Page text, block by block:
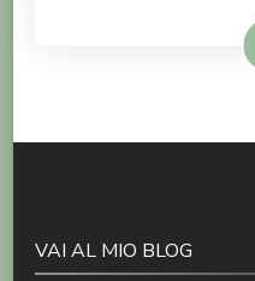
LEGGI
VAI AL MIO BLOG